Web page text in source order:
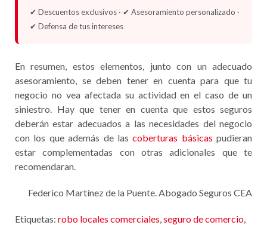
✔ Descuentos exclusivos · ✔ Asesoramiento personalizado ·
✔ Defensa de tus intereses
En resumen, estos elementos, junto con un adecuado
asesoramiento, se deben tener en cuenta para que tu
negocio no vea afectada su actividad en el caso de un
siniestro. Hay que tener en cuenta que estos seguros
deberán estar adecuados a las necesidades del negocio
con los que además de lascoberturas básicas pudieran
estar complementadas con otras adicionales que te
recomendaran.
Federico Martínez de la Puente. Abogado Seguros CEA
Etiquetas: robo locales comerciales,seguro de comercio,